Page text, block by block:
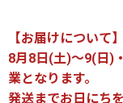
【お届けについて】
8月8日(土)～9(日)
業となります。
発送までお日にち